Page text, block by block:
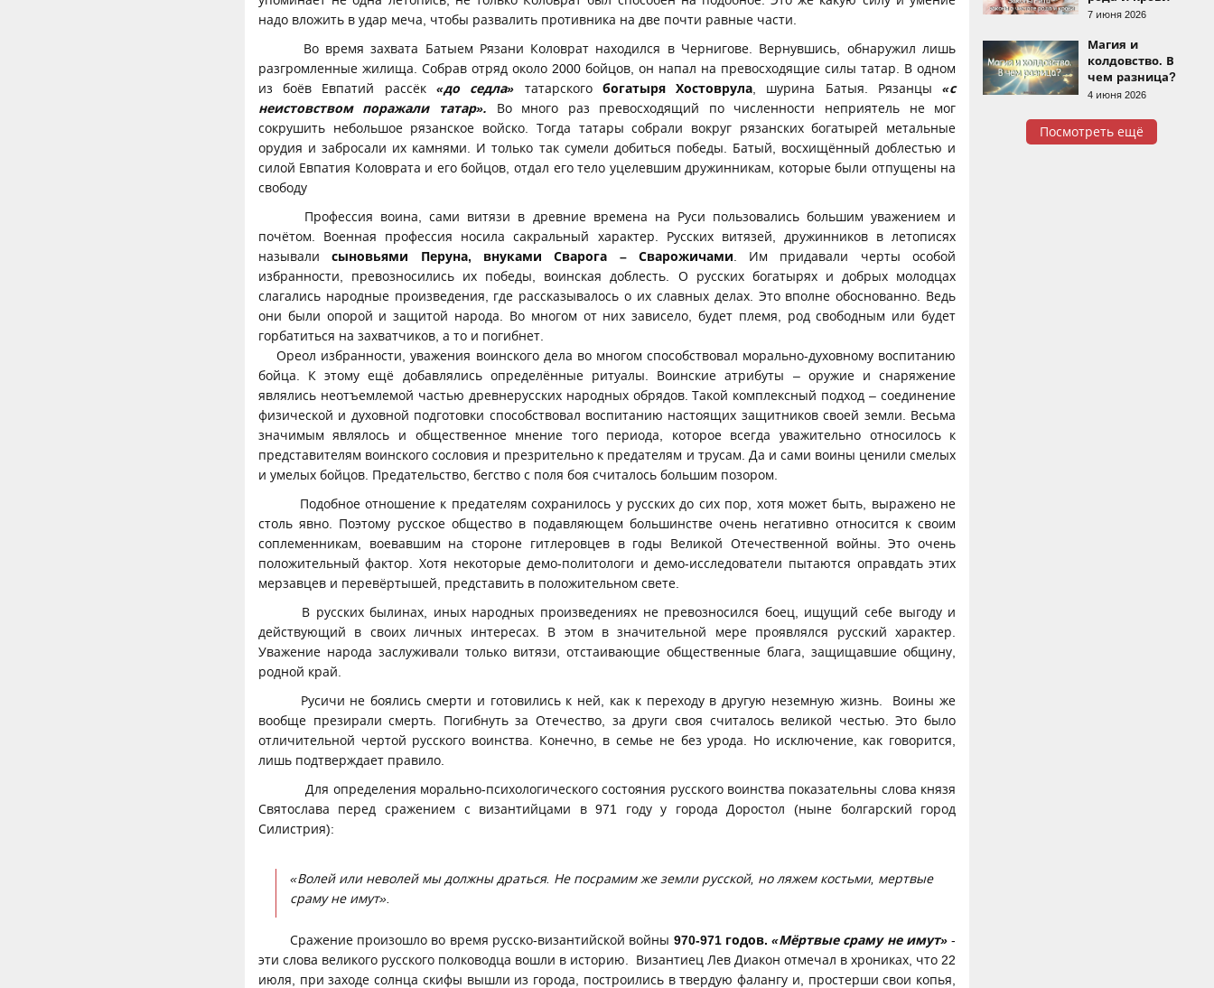
надо вложить в удар меча, чтобы развалить противника на две почти равные части.
Во время захвата Батыем Рязани Коловрат находился в Чернигове. Вернувшись, обнаружил лишь
разгромленные жилища. Собрав отряд около 2000 бойцов, он напал на превосходящие силы татар. В одном
из боёв Евпатий рассёк «до седла» татарского богатыря Хостоврула, шурина Батыя. Рязанцы«с
неистовством поражали татар». Во много раз превосходящий по численности неприятель не мог
сокрушить небольшое рязанское войско. Тогда татары собрали вокруг рязанских богатырей метальные
орудия и забросали их камнями. И только так сумели добиться победы. Батый, восхищённый доблестью и
силой Евпатия Коловрата и его бойцов, отдал его тело уцелевшим дружинникам, которые были отпущены на
свободу
Профессия воина, сами витязи в древние времена на Руси пользовались большим уважением и
почётом. Военная профессия носила сакральный характер. Русских витязей, дружинников в летописях
называлисыновьями Перуна, внуками Сварога – Сварожичами. Им придавали черты особой
избранности, превозносились их победы, воинская доблесть. О русских богатырях и добрых молодцах
слагались народные произведения, где рассказывалось о их славных делах. Это вполне обоснованно. Ведь
они были опорой и защитой народа. Во многом от них зависело, будет племя, род свободным или будет
горбатиться на захватчиков, а то и погибнет.
Ореол избранности, уважения воинского дела во многом способствовал морально-духовному воспитанию
бойца. К этому ещё добавлялись определённые ритуалы. Воинские атрибуты – оружие и снаряжение
являлись неотъемлемой частью древнерусских народных обрядов. Такой комплексный подход – соединение
физической и духовной подготовки способствовал воспитанию настоящих защитников своей земли. Весьма
значимым являлось и общественное мнение того периода, которое всегда уважительно относилось к
представителям воинского сословия и презрительно к предателям и трусам. Да и сами воины ценили смелых
и умелых бойцов. Предательство, бегство с поля боя считалось большим позором.
Подобное отношение к предателям сохранилось у русских до сих пор, хотя может быть, выражено не
столь явно. Поэтому русское общество в подавляющем большинстве очень негативно относится к своим
соплеменникам, воевавшим на стороне гитлеровцев в годы Великой Отечественной войны. Это очень
положительный фактор. Хотя некоторые демо-политологи и демо-исследователи пытаются оправдать этих
мерзавцев и перевёртышей, представить в положительном свете.
В русских былинах, иных народных произведениях не превозносился боец, ищущий себе выгоду и
действующий в своих личных интересах. В этом в значительной мере проявлялся русский характер.
Уважение народа заслуживали только витязи, отстаивающие общественные блага, защищавшие общину,
родной край.
Русичи не боялись смерти и готовились к ней, как к переходу в другую неземную жизнь. Воины же
вообще презирали смерть. Погибнуть за Отечество, за други своя считалось великой честью. Это было
отличительной чертой русского воинства. Конечно, в семье не без урода. Но исключение, как говорится,
лишь подтверждает правило.
Для определения морально-психологического состояния русского воинства показательны слова князя
Святослава перед сражением с византийцами в 971 году у города Доростол (ныне болгарский город
Силистрия):
«Волей или неволей мы должны драться. Не посрамим же земли русской, но ляжем костьми, мертвые
сраму не имут».
Сражение произошло во время русско-византийской войны 970-971 годов. «Мёртвые сраму не имут»-
эти слова великого русского полководца вошли в историю. Византиец Лев Диакон отмечал в хрониках, что 22
июля, при заходе солнца скифы вышли из города, построились в твердую фалангу и, простерши свои копья,
7 июня 2026
Магия и
колдовство. В
чем разница?
4 июня 2026
Посмотреть ещё